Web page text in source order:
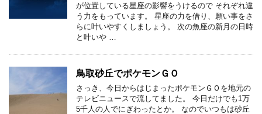
が位置している星座の影響をうけるので それぞれ違
う力をもっています。 星座の力を借り、願い事をさ
らに叶いやすくしましょう。 次の魚座の新月の日時
と叶いや …
鳥取砂丘でポケモンＧＯ
さっき、今日からはじまったポケモンＧＯを地元の
テレビニュースで流してました。 今日だけでも1万
5千人の人でにぎわったとか。 なのでいつもは砂丘